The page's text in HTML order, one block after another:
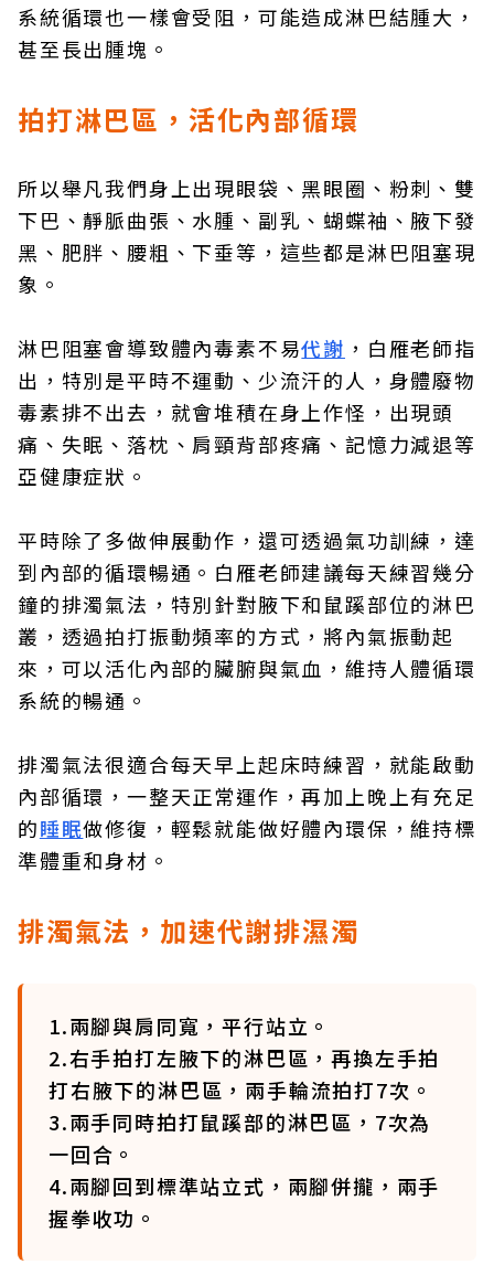
系統循環也一樣會受阻，可能造成淋巴結腫大，
甚至長出腫塊。
拍打淋巴區，活化內部循環
所以舉凡我們身上出現眼袋、黑眼圈、粉刺、雙
下巴、靜脈曲張、水腫、副乳、蝴蝶袖、腋下發
黑、肥胖、腰粗、下垂等，這些都是淋巴阻塞現
象。
淋巴阻塞會導致體內毒素不易代謝 ，白雁老師指
出，特別是平時不運動、少流汗的人，身體廢物
毒素排不出去，就會堆積在身上作怪，出現頭
痛、失眠、落枕、肩頸背部疼痛、記憶力減退等
亞健康症狀。
平時除了多做伸展動作，還可透過氣功訓練，達
到內部的循環暢通。白雁老師建議每天練習幾分
鐘的排濁氣法，特別針對腋下和鼠蹊部位的淋巴
叢，透過拍打振動頻率的方式，將內氣振動起
來，可以活化內部的臟腑與氣血，維持人體循環
系統的暢通。
排濁氣法很適合每天早上起床時練習，就能啟動
內部循環，一整天正常運作，再加上晚上有充足
的睡眠做修復，輕鬆就能做好體內環保，維持標
準體重和身材。
排濁氣法，加速代謝排濕濁
1.兩腳與肩同寬，平行站立。
2.右手拍打左腋下的淋巴區，再換左手拍
打右腋下的淋巴區，兩手輪流拍打7次。
3.兩手同時拍打鼠蹊部的淋巴區，7次為
一回合。
4.兩腳回到標準站立式，兩腳併攏，兩手
握拳收功。